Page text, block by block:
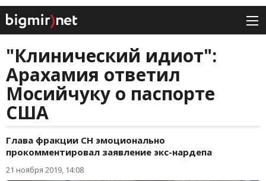
"Клинический идиот":
Арахамия ответил
Мосийчуку о паспорте
США
Глава фракции СН эмоционально
прокомментировал заявление экс-нардепа
21 ноября 2019, 14:08